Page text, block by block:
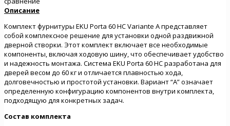
Описание
Комплект фурнитуры EKU Porta 60 HC Variante A представляет
собой комплексное решение для установки одной раздвижной
дверной створки. Этот комплект включает все необходимые
компоненты, включая ходовую шину, что обеспечивает удобство
и надежность монтажа. Система EKU Porta 60 HC разработана для
дверей весом до 60 кг и отличается плавностью хода,
долговечностью и простотой установки. Вариант “A” означает
определенную конфигурацию компонентов внутри комплекта,
подходящую для конкретных задач.
Состав комплекта